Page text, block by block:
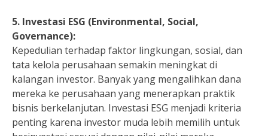
5. Investasi ESG (Environmental, Social,
Governance):
Kepedulian terhadap faktor lingkungan, sosial, dan
tata kelola perusahaan semakin meningkat di
kalangan investor. Banyak yang mengalihkan dana
mereka ke perusahaan yang menerapkan praktik
bisnis berkelanjutan. Investasi ESG menjadi kriteria
penting karena investor muda lebih memilih untuk